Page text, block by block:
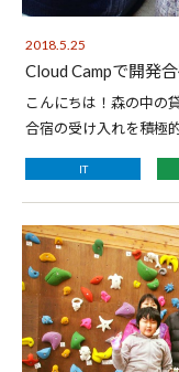
2018.5.25
Cloud Campで開発
こんにちは！森の中の
合宿の受け入れを積極
IT